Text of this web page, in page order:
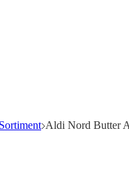
Sortiment Aldi Nord Butter